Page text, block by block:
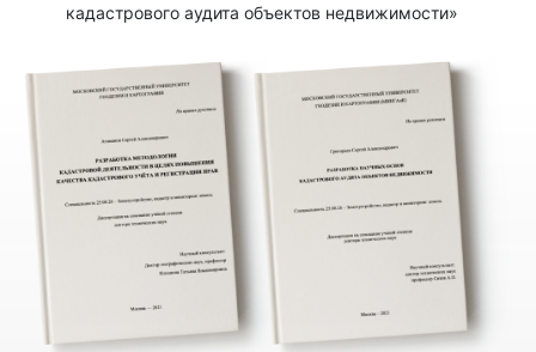
кадастрового аудита объектов недвижимости»